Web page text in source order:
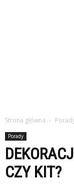
Strona główna
Porady
CZY KIT?